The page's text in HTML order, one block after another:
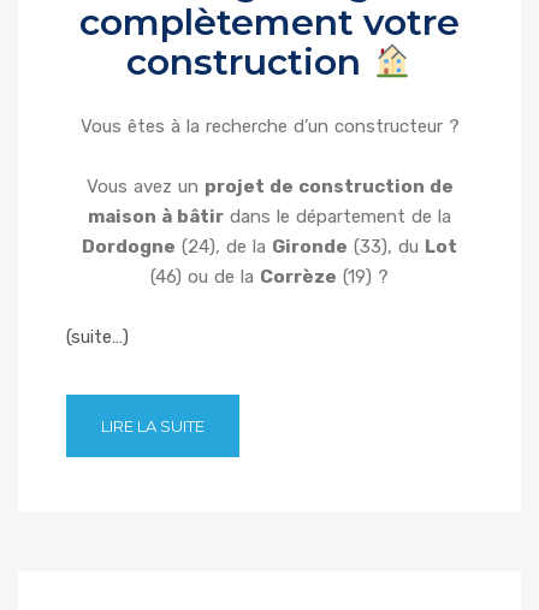
complètement votre
construction
Vous êtes à la recherche d’un constructeur ?
Vous avez un projet de construction de
maison à bâtir dans le département de la
Dordogne (24), de la Gironde (33), du Lot
(46) ou de la Corrèze (19) ?
(suite…)
LIRE LA SUITE